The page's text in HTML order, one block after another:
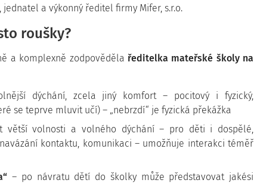
jednatel a výkonný ředitel firmy Mifer, s.r.o.
roušky?
a komplexně zodpověděla ředitelka mateřské školy na
dýchání, zcela jiný komfort – pocitový i fyzický,
se teprve mluvit učí) – „nebrzdí“ je fyzická překážka
volnosti a volného dýchání – pro děti i dospělé,
kontaktu, komunikaci – umožňuje interakci téměř
– po návratu dětí do školky může představovat jakési